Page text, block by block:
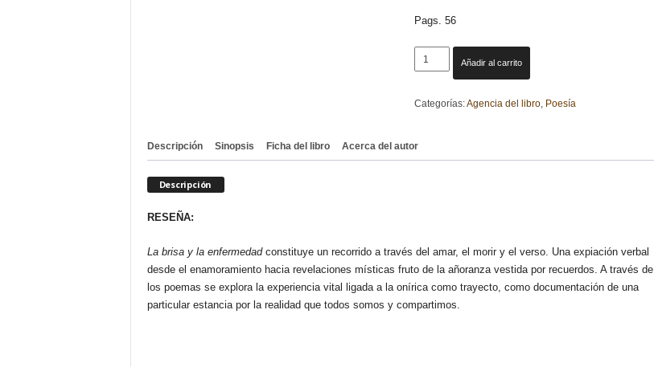
Pags. 56
LA
BRISA
LA
Añadir al carrito
Categorías:Agencia del libro, Poesía
Descripción Sinopsis Ficha del libro Acerca del autor
Descripción
RESEÑA:
La brisa y la enfermedadconstituye un recorrido a través del amar, el morir y el verso. Una expiación verbal
desde el enamoramiento hacia revelaciones místicas fruto de la añoranza vestida por recuerdos. A través de
los poemas se explora la experiencia vital ligada a la onírica como trayecto, como documentación de una
particular estancia por la realidad que todos somos y compartimos.